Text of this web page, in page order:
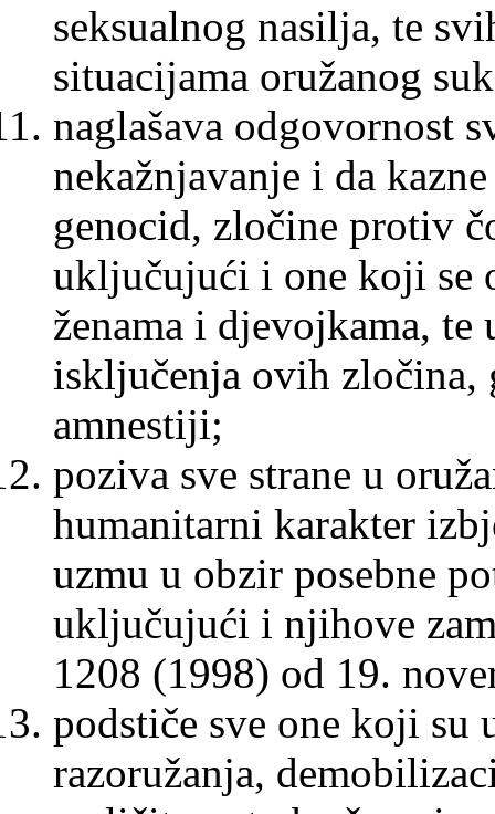
seksualnog nasilja, te
situacijama oružanog
naglašava odgovornost
nekažnjavanje i da
genocid, zločine protiv
uključujući i one koji se
ženama i djevojkama, te
isključenja ovih zločina,
amnestiji;
poziva sve strane u
humanitarni karakter
uzmu u obzir posebne
uključujući i njihove
1208 (1998) od 19.
podstiče sve one koji su
razoružanja,